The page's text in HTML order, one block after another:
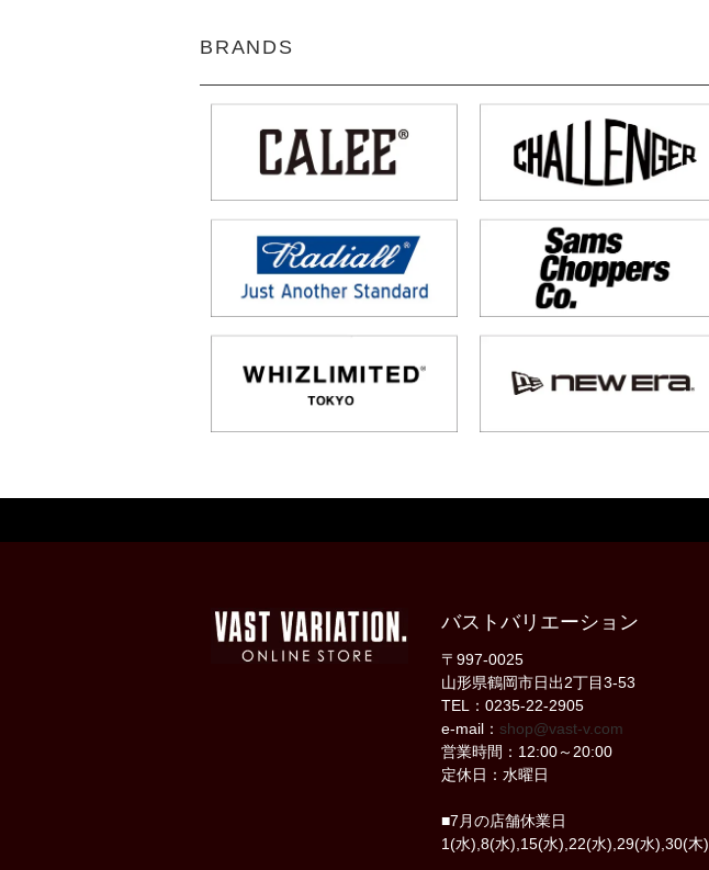
BRANDS
バストバリエーション
〒997-0025
山形県鶴岡市日出2丁目3-53
TEL：0235-22-2905
e-mail： shop@vast-v.com
営業時間：12:00～20:00
定休日：水曜日
■7月の店舗休業日
1(水),8(水),15(水),22(水),29(水),30(木)